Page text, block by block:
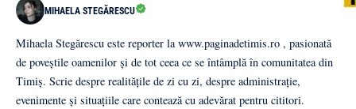
MIHAELA STEGĂRESCU
Mihaela Stegărescu este reporter la www.paginadetimis.ro , pasionată
de poveștile oamenilor și de tot ceea ce se întâmplă în comunitatea din
Timiș. Scrie despre realitățile de zi cu zi, despre administrație,
evenimente și situațiile care contează cu adevărat pentru cititori.